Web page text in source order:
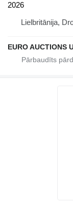
2026
Lielbritānija,
EURO AUCTIONS